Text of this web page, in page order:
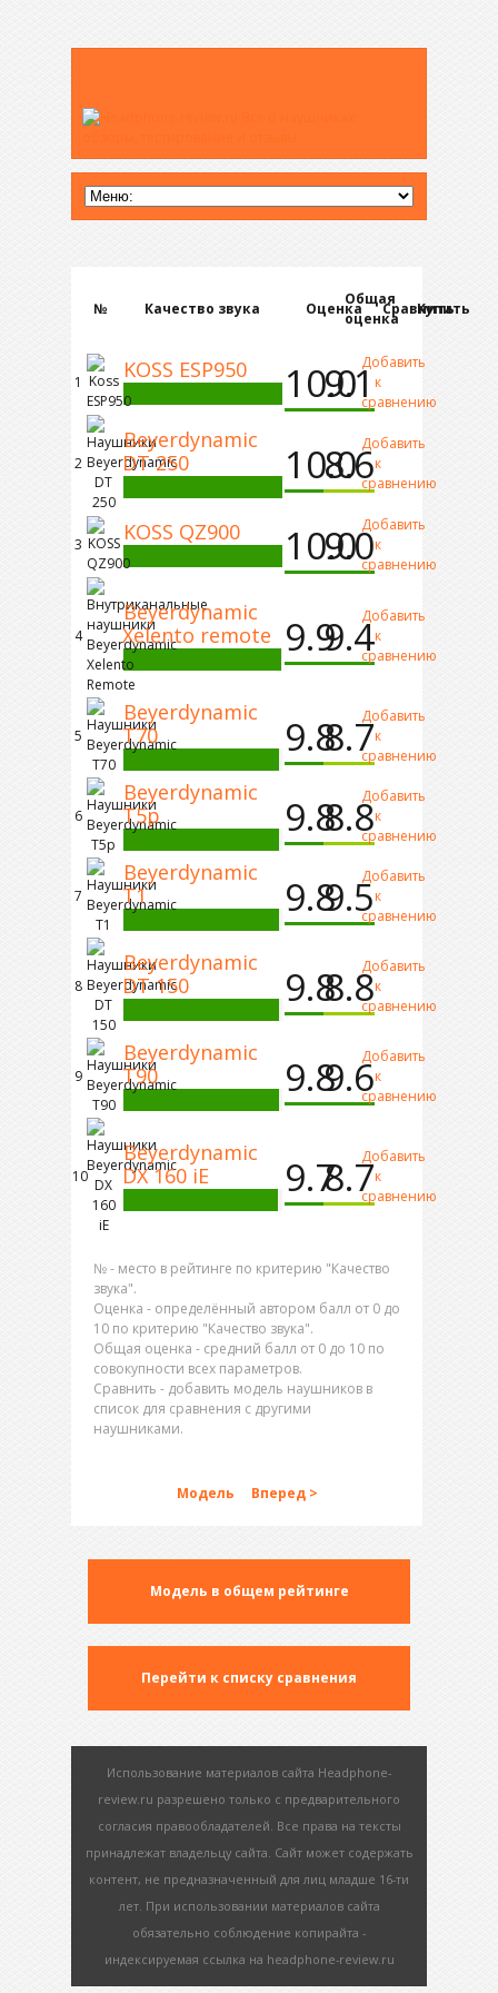
№ Качество звука Оценка
Общая
оценка
Сравнить
Купить
1 KOSS ESP950 10.0
9.1Добавить
к
сравнению
2
Beyerdynamic
DT 250
10.0
8.6Добавить
к
сравнению
3 KOSS QZ900 10.0
9.0Добавить
к
сравнению
4
Beyerdynamic
Xelento remote
9.99.4Добавить
к
сравнению
5
Beyerdynamic
T70
9.88.7Добавить
к
сравнению
6
Beyerdynamic
T5p
9.88.8Добавить
к
сравнению
7
Beyerdynamic
T1
9.89.5Добавить
к
сравнению
8
Beyerdynamic
DT 150
9.88.8Добавить
к
сравнению
9
Beyerdynamic
T90
9.89.6Добавить
к
сравнению
10
Beyerdynamic
DX 160 iE
9.78.7Добавить
к
сравнению
№ - место в рейтинге по критерию "Качество
звука".
Оценка - определённый автором балл от 0 до
10 по критерию "Качество звука".
Общая оценка - средний балл от 0 до 10 по
совокупности всех параметров.
Сравнить - добавить модель наушников в
список для сравнения с другими
наушниками.
Модель Вперед >
Модель в общем рейтинге
Перейти к списку сравнения
Использование материалов сайта Headphone-
review.ru разрешено только с предварительного
согласия правообладателей. Все права на тексты
принадлежат владельцу сайта. Сайт может содержать
контент, не предназначенный для лиц младше 16-ти
лет. При использовании материалов сайта
обязательно соблюдение копирайта -
индексируемая ссылка на headphone-review.ru